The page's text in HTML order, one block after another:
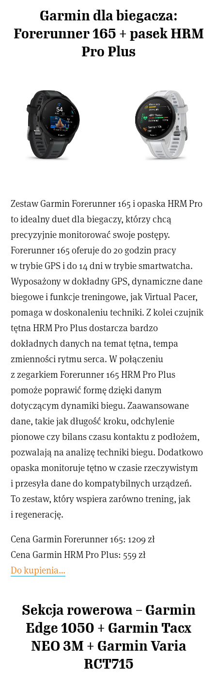
Garmin dla biegacza:
Forerunner 165 + pasek HRM
Pro Plus
Zestaw Garmin Forerunner 165 i opaska HRM Pro
to idealny duet dla biegaczy, którzy chcą
precyzyjnie monitorować swoje postępy.
Forerunner 165 oferuje do 20 godzin pracy
w trybie GPS i do 14 dni w trybie smartwatcha.
Wyposażony w dokładny GPS, dynamiczne dane
biegowe i funkcje treningowe, jak Virtual Pacer,
pomaga w doskonaleniu techniki. Z kolei czujnik
tętna HRM Pro Plus dostarcza bardzo
dokładnych danych na temat tętna, tempa
zmienności rytmu serca. W połączeniu
z zegarkiem Forerunner 165 HRM Pro Plus
pomoże poprawić formę dzięki danym
dotyczącym dynamiki biegu. Zaawansowane
dane, takie jak długość kroku, odchylenie
pionowe czy bilans czasu kontaktu z podłożem,
pozwalają na analizę techniki biegu. Dodatkowo
opaska monitoruje tętno w czasie rzeczywistym
i przesyła dane do kompatybilnych urządzeń.
To zestaw, który wspiera zarówno trening, jak
i regenerację.
Cena Garmin Forerunner 165: 1209 zł
Cena Garmin HRM Pro Plus: 559 zł
Do kupienia…
Sekcja rowerowa – Garmin
Edge 1050 + Garmin Tacx
NEO 3M + Garmin Varia
RCT715